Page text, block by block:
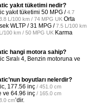
yakıt tüketimi nedir?
yakıt tüketimi 50 MPG /4.7
L/100 km / 74 MPG UK Orta
WLTP /31 MPG /7.5 L/100 km
100 km / 50 MPG UK Karma
hangi motora sahip?
Sıralı 4, Benzin motoruna ve
boyutları nelerdir?
177.56 inç / 451.0 cm
ve 64.96 inç / 165.0 cm
cm’dir.